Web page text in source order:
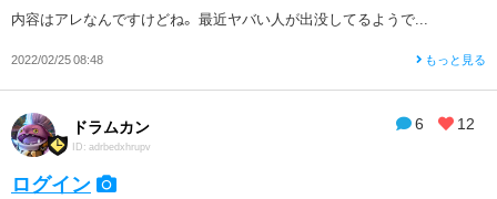
内容はアレなんですけどね。 最近ヤバい人が出没してるようで...
2022/02/25 08:48 もっと見る
6 12
ドラムカン
ID: adrbedxhrupv
ログイン